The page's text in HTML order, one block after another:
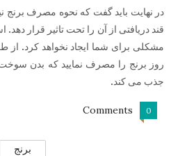
در نهایت باید گفت که نحوه مصرف برنج
قند دریافتی از آن را تحت تاثیر قرار دهد.
مشکلی برای شما ایجاد نخواهد کرد. از
روز برنج را مصرف نمایید که بدن
جذب می کند.
0
Comments
برنج